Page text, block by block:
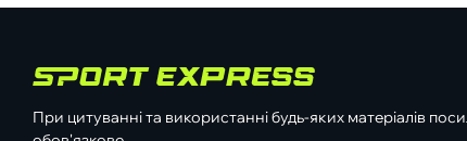
При цитуванні та використанні будь-яких матеріалів